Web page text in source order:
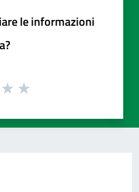
le informazioni